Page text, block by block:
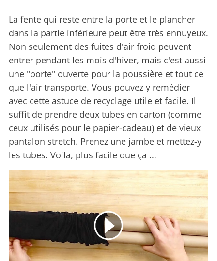
La fente qui reste entre la porte et le plancher
dans la partie inférieure peut être très ennuyeux.
Non seulement des fuites d'air froid peuvent
entrer pendant les mois d'hiver, mais c'est aussi
une "porte" ouverte pour la poussière et tout ce
que l'air transporte. Vous pouvez y remédier
avec cette astuce de recyclage utile et facile. Il
suffit de prendre deux tubes en carton (comme
ceux utilisés pour le papier-cadeau) et de vieux
pantalon stretch. Prenez une jambe et mettez-y
les tubes. Voila, plus facile que ça ...